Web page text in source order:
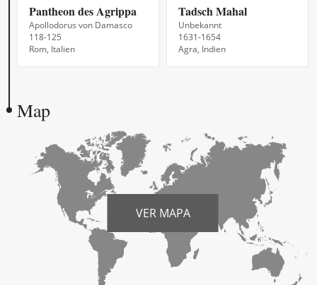
Pantheon des Agrippa
Apollodorus von Damasco
118-125
Rom, Italien
Tadsch Mahal
Unbekannt
1631-1654
Agra, Indien
Map
VER MAPA